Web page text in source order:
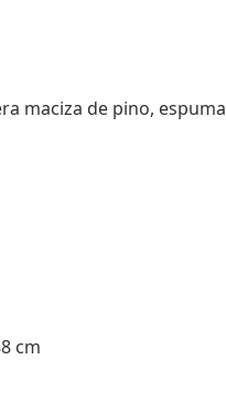
maciza de pino, espuma
cm